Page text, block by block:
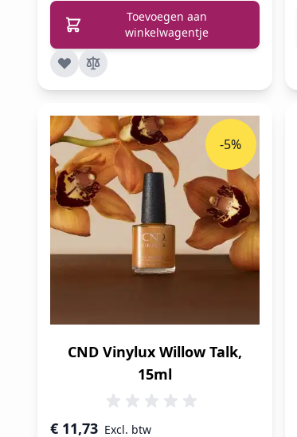
Toevoegen aan
winkelwagentje
CND Vinylux Willow Talk,
15ml
Speciale prijs
€ 11,73
-5%